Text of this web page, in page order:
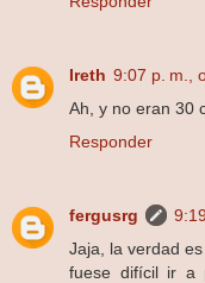
Ireth 9:07 p. m.,
Ah, y no eran 30
Responder
fergusrg
Jaja, la verdad
fuese difícil ir a